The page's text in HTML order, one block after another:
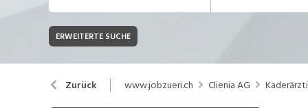
JOB-TYP
Festanstellung
Bank, Versicherung
Chemie, Pharma, Biotechnologie
ERWEITERTE SUCHE
Zurück www.jobzueri.ch Clienia AG